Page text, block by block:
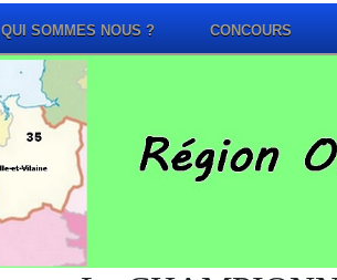
QUI SOMMES NOUS ? CONCOURS